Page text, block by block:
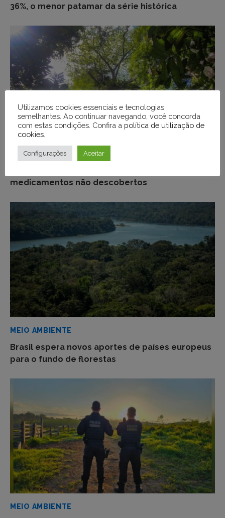
36%, o menor patamar da série histórica
MEIO AMBIENTE
medicamentos não descobertos
MEIO AMBIENTE
Brasil espera novos aportes de países europeus
para o fundo de florestas
MEIO AMBIENTE
Utilizamos cookies essenciais e tecnologias
semelhantes. Ao continuar navegando, você concorda
com estas condições. Confira a política de utilização de
cookies
Configurações Aceitar